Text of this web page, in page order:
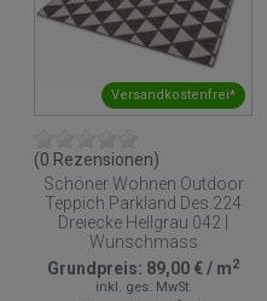
Versandkostenfrei*
(0 Rezensionen)
Schöner Wohnen Outdoor
Teppich Parkland Des.224
Dreiecke Hellgrau 042 |
Wunschmass
Grundpreis: 89,00 €/ m2
inkl. ges. MwSt.